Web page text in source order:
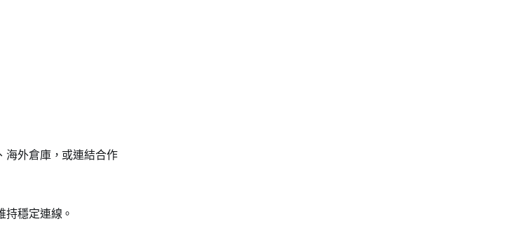
海外倉庫，或連結合作
穩定連線。